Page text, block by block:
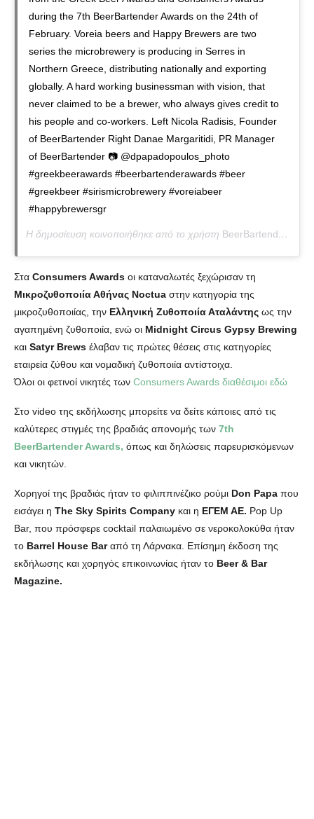
during the 7th BeerBartender Awards on the 24th of
February. Voreia beers and Happy Brewers are two
series the microbrewery is producing in Serres in
Northern Greece, distributing nationally and exporting
globally. A hard working businessman with vision, that
never claimed to be a brewer, who always gives credit to
his people and co-workers. Left Nicola Radisis, Founder
of BeerBartender Right Danae Margaritidi, PR Manager
of BeerBartender 📷 @dpapadopoulos_photo
#greekbeerawards #beerbartenderawards #beer
#greekbeer #sirismicrobrewery #voreiabeer
#happybrewersgr
Η δημοσίευση κοινοποιήθηκε από το χρήστη BeerBartender
Στα Consumers Awards οι καταναλωτές ξεχώρισαν τη
Μικροζυθοποιία Αθήνας Noctua στην κατηγορία της
μικροζυθοποιίας, την Ελληνική Ζυθοποιία Αταλάντης ως την
αγαπημένη ζυθοποιία, ενώ οι Midnight Circus Gypsy Brewing
και Satyr Brews έλαβαν τις πρώτες θέσεις στις κατηγορίες
εταιρεία ζύθου και νομαδική ζυθοποιία αντίστοιχα.
Όλοι οι φετινοί νικητές των Consumers Awards διαθέσιμοι εδώ
Στο video της εκδήλωσης μπορείτε να δείτε κάποιες από τις
καλύτερες στιγμές της βραδιάς απονομής των 7th
BeerBartender Awards, όπως και δηλώσεις παρευρισκόμενων
και νικητών.
Χορηγοί της βραδιάς ήταν το φιλιππινέζικο ρούμι Don Papa που
εισάγει η The Sky Spirits Company και η ΕΓΕΜ ΑΕ. Pop Up
Bar, που πρόσφερε cocktail παλαιωμένο σε νεροκολοκύθα ήταν
το Barrel House Barαπό τη Λάρνακα. Επίσημη έκδοση της
εκδήλωσης και χορηγός επικοινωνίας ήταν το Beer & Bar
Magazine.